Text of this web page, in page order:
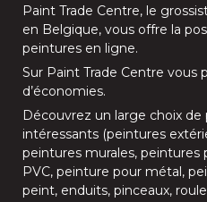
Paint Trade Centre, le
en Belgique, vous offre la
peintures en ligne.
Sur Paint Trade Centre vous
d’économies.
Découvrez un large choix
intéressants (peintures
peintures murales, peintures
PVC, peinture pour métal,
peint, enduits, pinceaux,